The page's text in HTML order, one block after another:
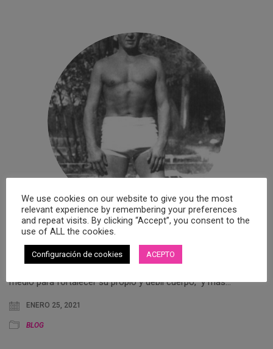
ORIGEN Y EVOLUCIÓN DEL PILATES
El Método Pilates se viene utilizando desde hace casi un siglo.
medio para fortalecer su propio y débil cuerpo, y más…
ENERO 25, 2021
BLOG
We use cookies on our website to give you the most
relevant experience by remembering your preferences
and repeat visits. By clicking “Accept”, you consent to the
use of ALL the cookies.
Configuración de cookies ACEPTO